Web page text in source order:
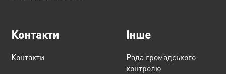
Контакти
Контакти
Інше
Рада громадського
контролю